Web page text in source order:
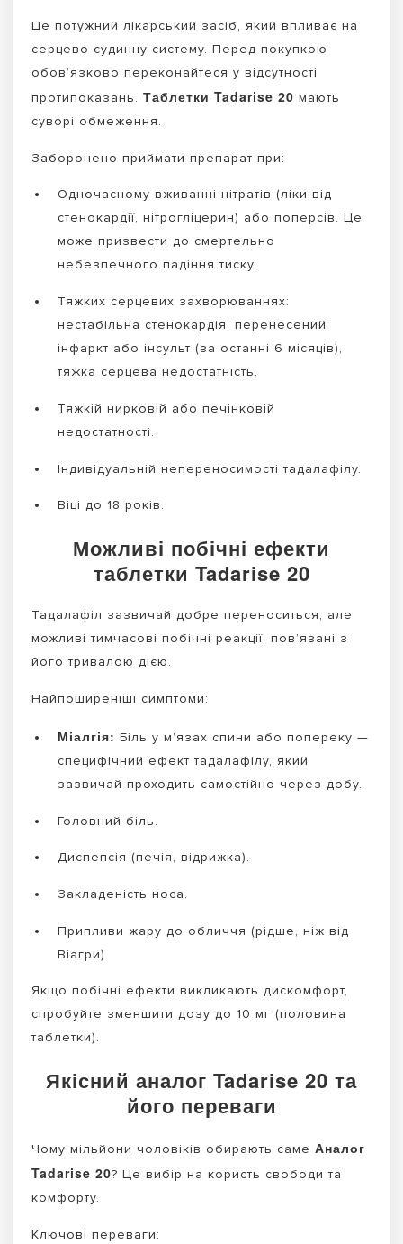
Це потужний лікарський засіб, який впливає на
серцево-судинну систему. Перед покупкою
обов’язково переконайтеся у відсутності
протипоказань. Таблетки Tadarise 20 мають
суворі обмеження.
Заборонено приймати препарат при:
Одночасному вживанні нітратів (ліки від
стенокардії, нітрогліцерин) або поперсів. Це
може призвести до смертельно
небезпечного падіння тиску.
Тяжких серцевих захворюваннях:
нестабільна стенокардія, перенесений
інфаркт або інсульт (за останні 6 місяців),
тяжка серцева недостатність.
Тяжкій нирковій або печінковій
недостатності.
Індивідуальній непереносимості тадалафілу.
Віці до 18 років.
Можливі побічні ефекти
таблетки Tadarise 20
Тадалафіл зазвичай добре переноситься, але
можливі тимчасові побічні реакції, пов’язані з
його тривалою дією.
Найпоширеніші симптоми:
Міалгія: Біль у м’язах спини або попереку —
специфічний ефект тадалафілу, який
зазвичай проходить самостійно через добу.
Головний біль.
Диспепсія (печія, відрижка).
Закладеність носа.
Припливи жару до обличчя (рідше, ніж від
Віагри).
Якщо побічні ефекти викликають дискомфорт,
спробуйте зменшити дозу до 10 мг (половина
таблетки).
Якісний аналог Tadarise 20 та
його переваги
Чому мільйони чоловіків обирають саме Аналог
Tadarise 20? Це вибір на користь свободи та
комфорту.
Ключові переваги: